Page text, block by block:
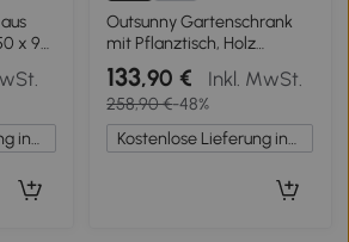
x 93
Kostenlose Lieferung innerhalb Deutschlands
Outsunny Gartenschrank
mit Pflanztisch, Holz
Geräteschuppen mit
verzinkter Arbeitsplatte 2
Regalböden Grau
133,90 € Inkl. MwSt.
258,90 €-48%
Kostenlose Lieferung innerhalb Deutschlands